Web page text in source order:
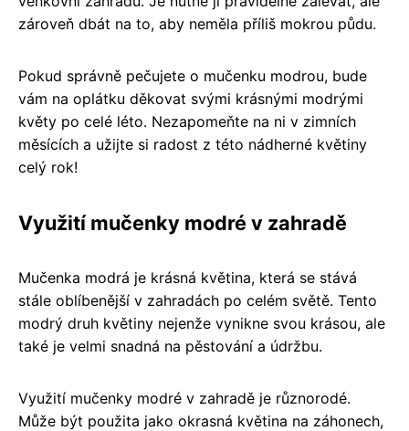
zároveň dbát na to, aby neměla příliš mokrou půdu.
Pokud správně pečujete o mučenku modrou, bude
vám na oplátku děkovat svými krásnými modrými
květy po celé léto. Nezapomeňte na ni v zimních
měsících a užijte si radost z této nádherné květiny
celý rok!
Využití mučenky modré v zahradě
Mučenka modrá je krásná květina, která se stává
stále oblíbenější v zahradách po celém světě. Tento
modrý druh květiny nejenže vynikne svou krásou, ale
také je velmi snadná na pěstování a údržbu.
Využití mučenky modré v zahradě je různorodé.
Může být použita jako okrasná květina na záhonech,